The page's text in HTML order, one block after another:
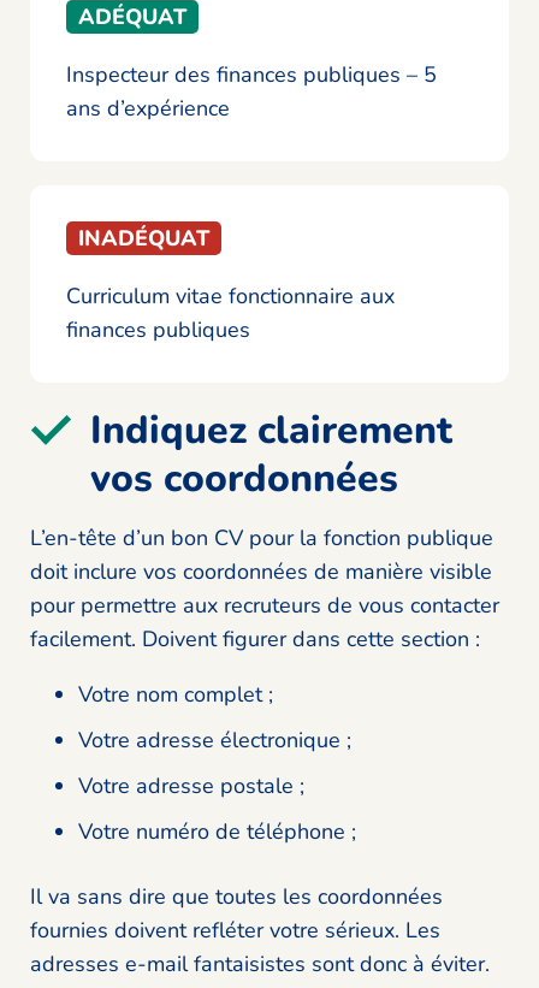
ADÉQUAT
Inspecteur des finances publiques – 5
ans d’expérience
INADÉQUAT
Curriculum vitae fonctionnaire aux
finances publiques
Indiquez clairement
vos coordonnées
L’en-tête d’un bon CV pour la fonction publique
doit inclure vos coordonnées de manière visible
pour permettre aux recruteurs de vous contacter
facilement. Doivent figurer dans cette section :
Votre nom complet ;
Votre adresse électronique ;
Votre adresse postale ;
Votre numéro de téléphone ;
Il va sans dire que toutes les coordonnées
fournies doivent refléter votre sérieux. Les
adresses e-mail fantaisistes sont donc à éviter.